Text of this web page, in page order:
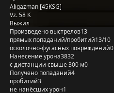
Aligazman [45KSG]
Vz. 58 K
Выжил
Произведено выстрелов13
прямых попаданий/пробитий13/10
осколочно-фугасных повреждений0
Нанесение урона3832
с дистанции свыше 300 м0
Получено попаданий4
пробитий3
не нанёсших урон1